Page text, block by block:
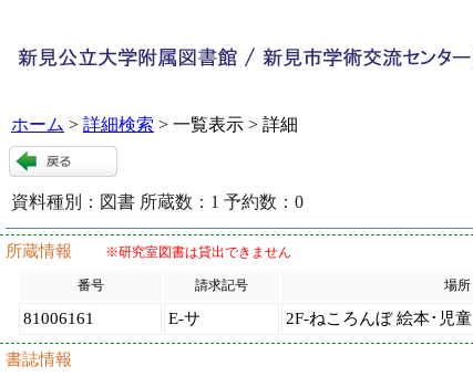
ホーム > 詳細検索 > 一覧表示 > 詳細
資料種別： 図書 所蔵数： 1 予約数： 0
所蔵情報 ※研究室図書は貸出できません
番号 請求記号 場所
81006161 E-サ 2F-ねころんぼ 絵本･児童
書誌情報